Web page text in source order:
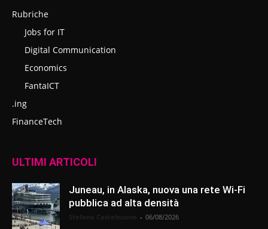
Rubriche
Jobs for IT
Digital Communication
Economics
FantaICT
.ing
FinanceTech
ULTIMI ARTICOLI
Juneau, in Alaska, nuova una rete Wi-Fi
pubblica ad alta densità
- 06/08/2026